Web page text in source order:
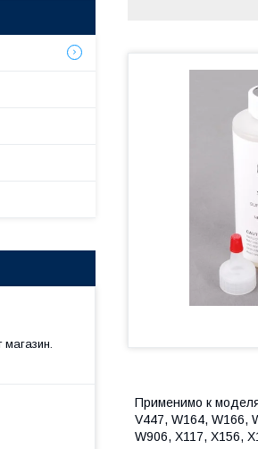
Применимо к
V447, W164, W166,
W906, X117, X156,